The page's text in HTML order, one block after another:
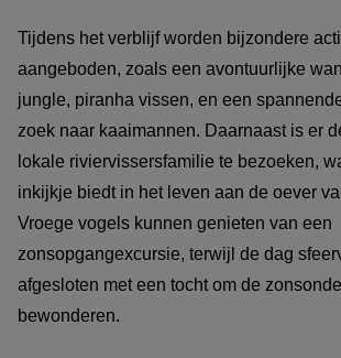
Tijdens het verblijf worden bijzondere
aangeboden, zoals een avontuurlijke
jungle, piranha vissen, en een
zoek naar kaaimannen. Daarnaast is er
lokale riviervissersfamilie te bezoeken,
inkijkje biedt in het leven aan de oever
Vroege vogels kunnen genieten van een
zonsopgangexcursie, terwijl de dag
afgesloten met een tocht om de
bewonderen.